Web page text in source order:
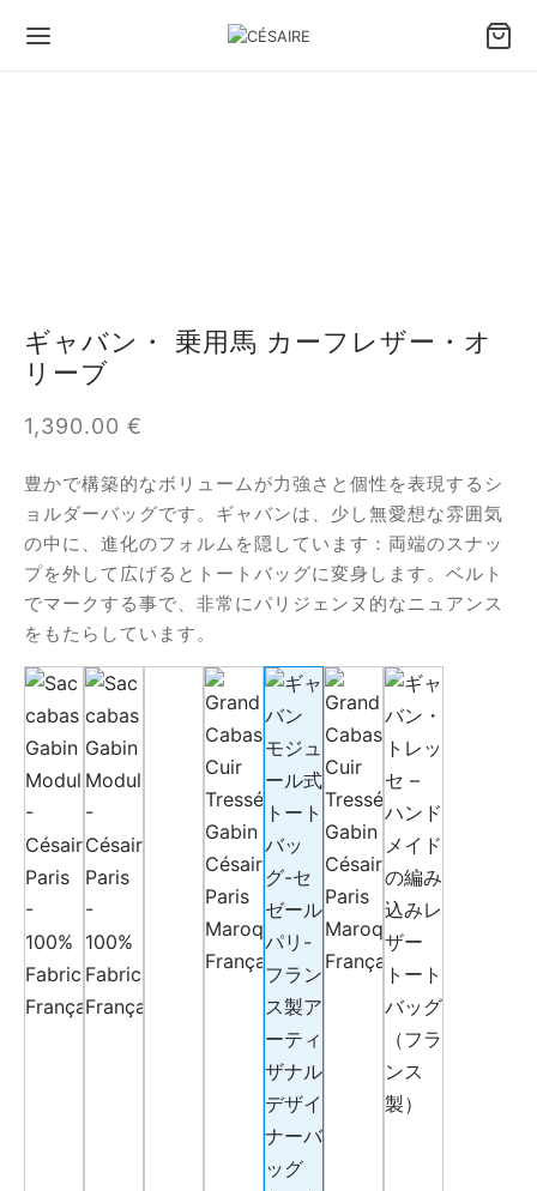
ギャバン・ 乗用馬 カーフレザー・オ
リーブ
1,390.00 €
豊かで構築的なボリュームが力強さと個性を表現するシ
ョルダーバッグです。ギャバンは、少し無愛想な雰囲気
の中に、進化のフォルムを隠しています：両端のスナッ
プを外して広げるとトートバッグに変身します。ベルト
でマークする事で、非常にパリジェンヌ的なニュアンス
をもたらしています。